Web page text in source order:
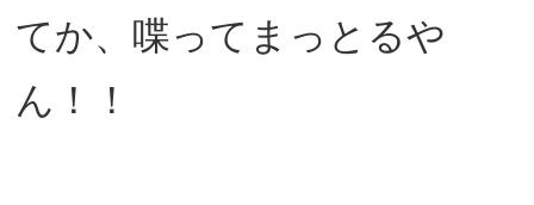
てか、喋ってまっとるや
ん！！